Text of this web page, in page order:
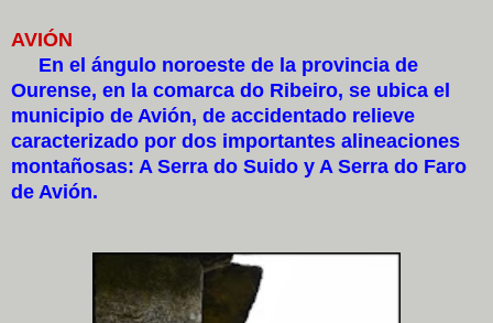
AVIÓN
En el ángulo noroeste de la provincia de
Ourense, en la comarca do Ribeiro, se ubica el
municipio de Avión, de accidentado relieve
caracterizado por dos importantes alineaciones
montañosas: A Serra do Suido y A Serra do Faro
de Avión.